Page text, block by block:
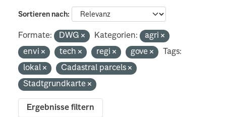
Sortieren nach
Formate: DWG Kategorien:
agri
envi
tech regi gove
Tags:
lokal
Cadastral parcels
Stadtgrundkarte
Ergebnisse filtern